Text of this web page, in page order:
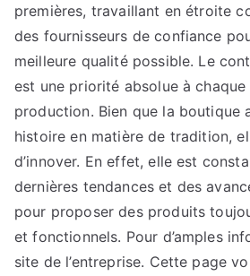
premières, travaillant en étroite
des fournisseurs de confiance
meilleure qualité possible. Le
est une priorité absolue à
production. Bien que la boutique
histoire en matière de tradition,
d’innover. En effet, elle est
dernières tendances et des
pour proposer des produits
et fonctionnels. Pour d’amples
site de l’entreprise. Cette page